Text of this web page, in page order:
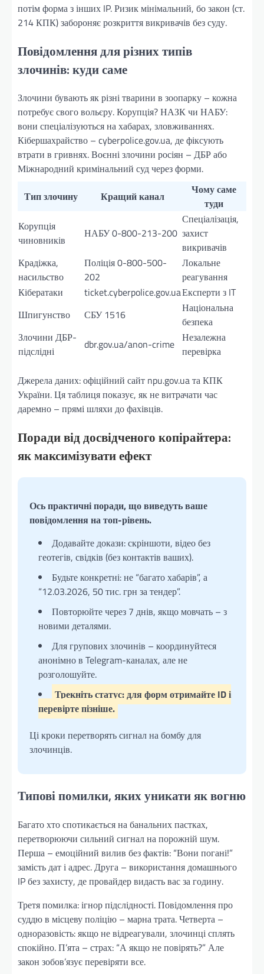
потім форма з інших IP. Ризик мінімальний, бо закон (ст.
214 КПК) забороняє розкриття викривачів без суду.
Повідомлення для різних типів
злочинів: куди саме
Злочини бувають як різні тварини в зоопарку – кожна
потребує свого вольєру. Корупція? НАЗК чи НАБУ:
вони спеціалізуються на хабарах, зловживаннях.
Кібершахрайство – cyberpolice.gov.ua, де фіксують
втрати в гривнях. Воєнні злочини росіян – ДБР або
Міжнародний кримінальний суд через форми.
Тип злочину
Кращий канал
Чому саме
туди
Корупція
чиновників
НАБУ 0-800-213-200
Спеціалізація,
захист
викривачів
Крадіжка,
насильство
Поліція 0-800-500-
202
Локальне
реагування
Кібератаки
ticket.cyberpolice.gov.uaЕксперти з IT
Шпигунство
СБУ 1516
Національна
безпека
Злочини ДБР-
підслідні
dbr.gov.ua/anon-crime Незалежна
перевірка
Джерела даних: офіційний сайт npu.gov.ua та КПК
України. Ця таблиця показує, як не витрачати час
даремно – прямі шляхи до фахівців.
Поради від досвідченого копірайтера:
як максимізувати ефект
Ось практичні поради, що виведуть ваше
повідомлення на топ-рівень.
Додавайте докази: скріншоти, відео без
геотегів, свідків (без контактів ваших).
Будьте конкретні: не “багато хабарів”, а
“12.03.2026, 50 тис. грн за тендер”.
Повторюйте через 7 днів, якщо мовчать – з
новими деталями.
Для групових злочинів – координуйтеся
анонімно в Telegram-каналах, але не
розголошуйте.
Трекніть статус: для форм отримайте ID і
перевірте пізніше.
Ці кроки перетворять сигнал на бомбу для
злочинців.
Типові помилки, яких уникати як вогню
Багато хто спотикається на банальних пастках,
перетворюючи сильний сигнал на порожній шум.
Перша – емоційний вилив без фактів: “Вони погані!”
замість дат і адрес. Друга – використання домашнього
IP без захисту, де провайдер видасть вас за годину.
Третя помилка: ігнор підслідності. Повідомлення про
суддю в місцеву поліцію – марна трата. Четверта –
одноразовість: якщо не відреагували, злочинці сплять
спокійно. П’ята – страх: “А якщо не повірять?” Але
закон зобов’язує перевіряти все.